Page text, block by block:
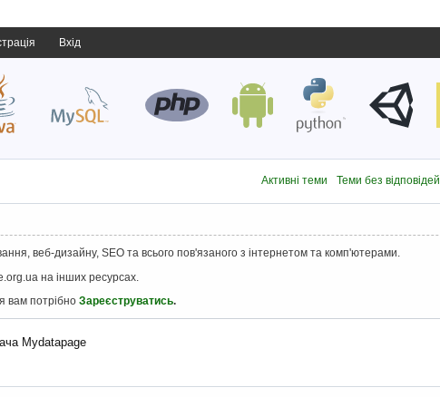
Вхід
Активні теми Теми без відповідей
веб-дизайну, SEO та всього пов'язаного з інтернетом та комп'ютерами.
на інших ресурсах.
вам потрібно Зареєструватись.
Mydatapage